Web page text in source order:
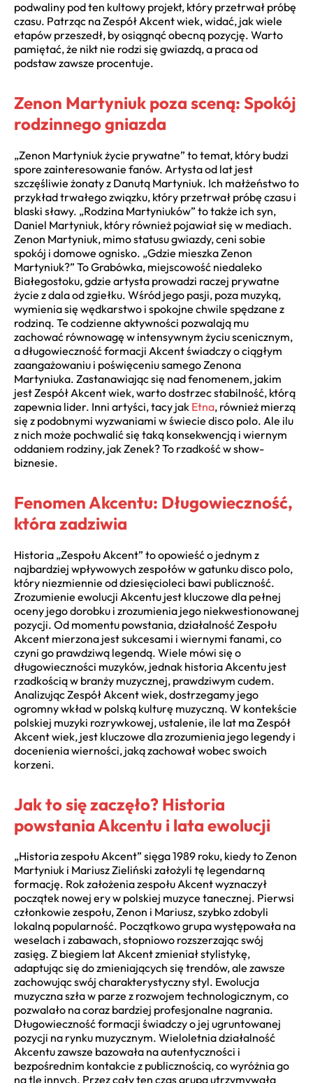
podwaliny pod ten kultowy projekt, który przetrwał próbę
czasu. Patrząc na Zespół Akcent wiek, widać, jak wiele
etapów przeszedł, by osiągnąć obecną pozycję. Warto
pamiętać, że nikt nie rodzi się gwiazdą, a praca od
podstaw zawsze procentuje.
Zenon Martyniuk poza sceną: Spokój
rodzinnego gniazda
„Zenon Martyniuk życie prywatne” to temat, który budzi
spore zainteresowanie fanów. Artysta od lat jest
szczęśliwie żonaty z Danutą Martyniuk. Ich małżeństwo to
przykład trwałego związku, który przetrwał próbę czasu i
blaski sławy. „Rodzina Martyniuków” to także ich syn,
Daniel Martyniuk, który również pojawiał się w mediach.
Zenon Martyniuk, mimo statusu gwiazdy, ceni sobie
spokój i domowe ognisko. „Gdzie mieszka Zenon
Martyniuk?” To Grabówka, miejscowość niedaleko
Białegostoku, gdzie artysta prowadzi raczej prywatne
życie z dala od zgiełku. Wśród jego pasji, poza muzyką,
wymienia się wędkarstwo i spokojne chwile spędzane z
rodziną. Te codzienne aktywności pozwalają mu
zachować równowagę w intensywnym życiu scenicznym,
a długowieczność formacji Akcent świadczy o ciągłym
zaangażowaniu i poświęceniu samego Zenona
Martyniuka. Zastanawiając się nad fenomenem, jakim
jest Zespół Akcent wiek, warto dostrzec stabilność, którą
zapewnia lider. Inni artyści, tacy jak Etna, również mierzą
się z podobnymi wyzwaniami w świecie disco polo. Ale ilu
z nich może pochwalić się taką konsekwencją i wiernym
oddaniem rodziny, jak Zenek? To rzadkość w show-
biznesie.
Fenomen Akcentu: Długowieczność,
która zadziwia
Historia „Zespołu Akcent” to opowieść o jednym z
najbardziej wpływowych zespołów w gatunku disco polo,
który niezmiennie od dziesięcioleci bawi publiczność.
Zrozumienie ewolucji Akcentu jest kluczowe dla pełnej
oceny jego dorobku i zrozumienia jego niekwestionowanej
pozycji. Od momentu powstania, działalność Zespołu
Akcent mierzona jest sukcesami i wiernymi fanami, co
czyni go prawdziwą legendą. Wiele mówi się o
długowieczności muzyków, jednak historia Akcentu jest
rzadkością w branży muzycznej, prawdziwym cudem.
Analizując Zespół Akcent wiek, dostrzegamy jego
ogromny wkład w polską kulturę muzyczną. W kontekście
polskiej muzyki rozrywkowej, ustalenie, ile lat ma Zespół
Akcent wiek, jest kluczowe dla zrozumienia jego legendy i
docenienia wierności, jaką zachował wobec swoich
korzeni.
Jak to się zaczęło? Historia
powstania Akcentu i lata ewolucji
„Historia zespołu Akcent” sięga 1989 roku, kiedy to Zenon
Martyniuk i Mariusz Zieliński założyli tę legendarną
formację. Rok założenia zespołu Akcent wyznaczył
początek nowej ery w polskiej muzyce tanecznej. Pierwsi
członkowie zespołu, Zenon i Mariusz, szybko zdobyli
lokalną popularność. Początkowo grupa występowała na
weselach i zabawach, stopniowo rozszerzając swój
zasięg. Z biegiem lat Akcent zmieniał stylistykę,
adaptując się do zmieniających się trendów, ale zawsze
zachowując swój charakterystyczny styl. Ewolucja
muzyczna szła w parze z rozwojem technologicznym, co
pozwalało na coraz bardziej profesjonalne nagrania.
Długowieczność formacji świadczy o jej ugruntowanej
pozycji na rynku muzycznym. Wieloletnia działalność
Akcentu zawsze bazowała na autentyczności i
bezpośrednim kontakcie z publicznością, co wyróżnia go
na tle innych. Przez cały ten czas grupa utrzymywała